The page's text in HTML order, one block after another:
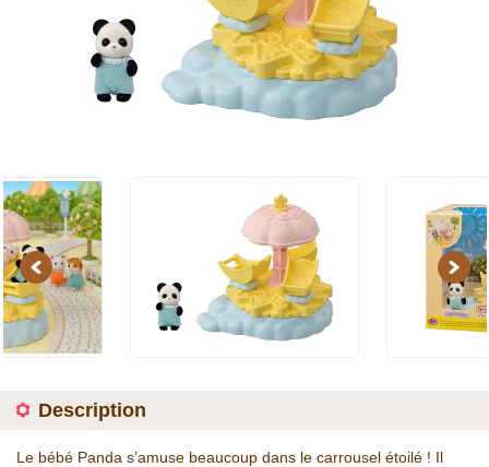
Previous Next
Description
Le bébé Panda s’amuse beaucoup dans le carrousel étoilé ! Il